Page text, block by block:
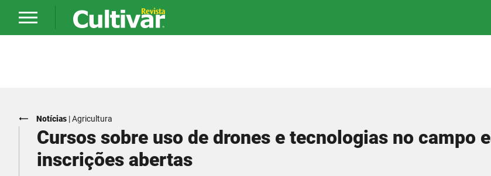
Notícias |Agricultura
Cursos sobre uso de drones e tecnologias no campo
inscrições abertas